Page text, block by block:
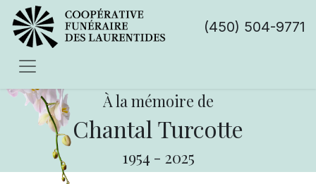
(450) 504-9771
À la mémoire de
Chantal Turcotte
1954 - 2025